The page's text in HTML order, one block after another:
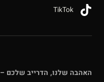
האהבה שלנו, הדרייב שלכם –